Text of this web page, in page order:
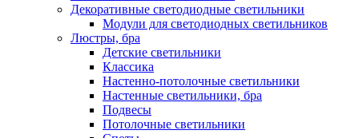
Декоративные светодиодные светильники
Модули для светодиодных светильников
Люстры, бра
Детские светильники
Классика
Настенно-потолочные светильники
Настенные светильники, бра
Подвесы
Потолочные светильники